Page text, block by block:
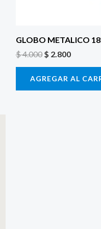
GLOBO METALICO
$4.000 $ 2.800
AGREGAR AL